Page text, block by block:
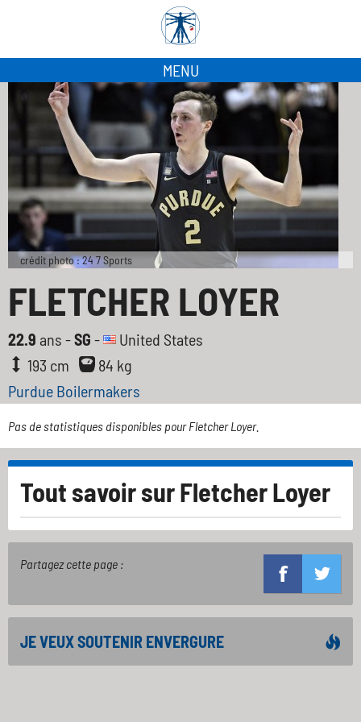
MENU
crédit photo : 24 7 Sports
FLETCHER LOYER
22.9 ans -SG -
United States
193 cm
84 kg
Purdue Boilermakers
Pas de statistiques disponibles pour Fletcher Loyer.
Tout savoir surFletcher Loyer
Partagez cette page :
JE VEUX SOUTENIR ENVERGURE